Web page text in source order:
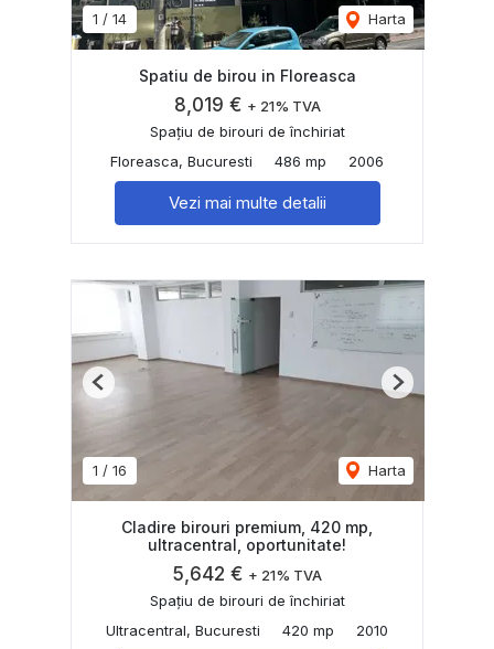
1 / 14 Harta
Spatiu de birou in Floreasca
8,019 € + 21% TVA
Spațiu de birouri de închiriat
Floreasca, Bucuresti
486 mp 2006
Vezi mai multe detalii
1 / 16 Harta
Previous Next
Cladire birouri premium, 420 mp,
ultracentral, oportunitate!
5,642 € + 21% TVA
Spațiu de birouri de închiriat
Ultracentral, Bucuresti
420 mp 2010